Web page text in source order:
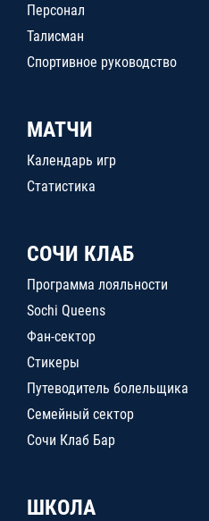
Персонал
Талисман
Спортивное руководство
МАТЧИ
Календарь игр
Статистика
СОЧИ КЛАБ
Программа лояльности
Sochi Queens
Фан-сектор
Стикеры
Путеводитель болельщика
Семейный сектор
Сочи Клаб Бар
ШКОЛА